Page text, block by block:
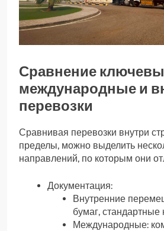
Сравнение
международные и
перевозки
Сравнивая перевозки внутри
пределы, можно выделить
направлений, по которым они
Документация:
Внутренние
бумаг, стандартные
Международные: